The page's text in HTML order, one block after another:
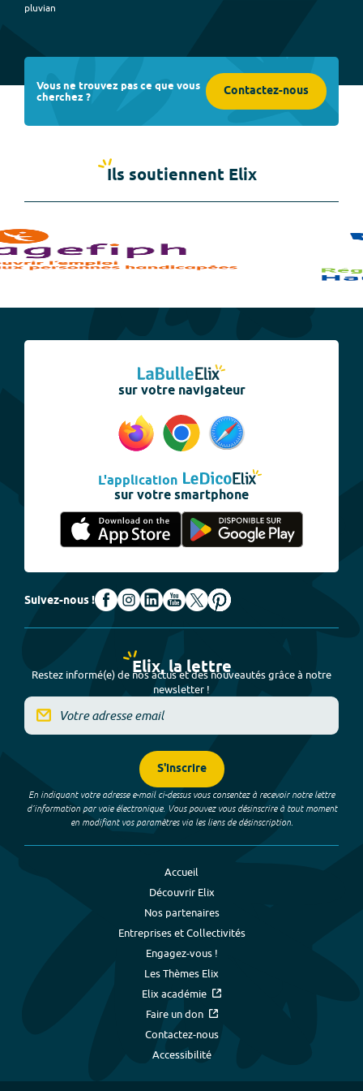
pluvian
Vous ne trouvez pas ce que vous
cherchez ? Contactez-nous
Ils soutiennent Elix
sur votre navigateur
L'application
sur votre smartphone
Suivez-nous !
Elix, la lettre
Restez informé(e) de nos actus et des nouveautés grâce à notre
newsletter !
S'inscrire
En indiquant votre adresse e-mail ci-dessus vous consentez à recevoir notre lettre
d’information par voie électronique. Vous pouvez vous désinscrire à tout moment
en modifiant vos paramètres via les liens de désinscription.
Accueil
Découvrir Elix
Nos partenaires
Entreprises et Collectivités
Engagez-vous !
Les Thèmes Elix
Elix académie
Faire un don
Contactez-nous
Accessibilité